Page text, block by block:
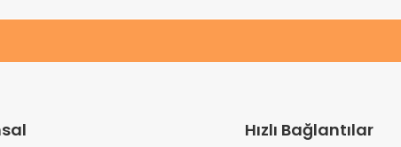
Hızlı Bağlantılar